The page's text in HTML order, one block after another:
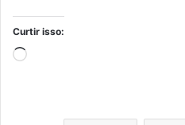
Curtir isso:
Carregando...